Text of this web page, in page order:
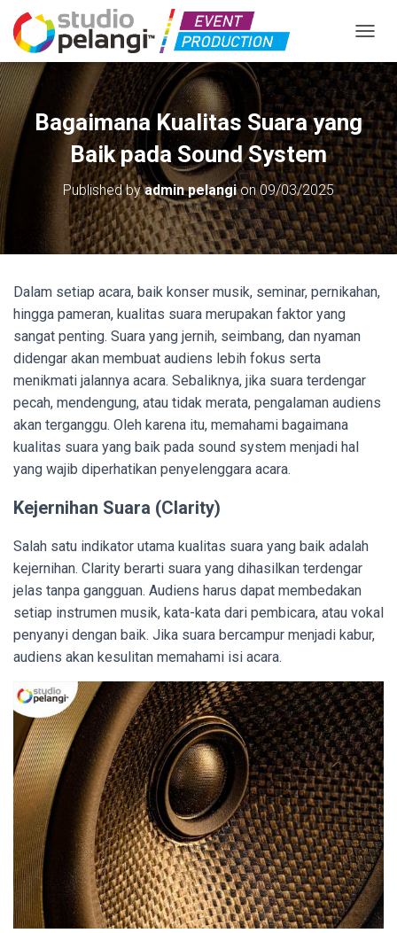
Bagaimana Kualitas Suara yang
Baik pada Sound System
Published byadmin pelangion09/03/2025
Dalam setiap acara, baik konser musik, seminar, pernikahan,
hingga pameran, kualitas suara merupakan faktor yang
sangat penting. Suara yang jernih, seimbang, dan nyaman
didengar akan membuat audiens lebih fokus serta
menikmati jalannya acara. Sebaliknya, jika suara terdengar
pecah, mendengung, atau tidak merata, pengalaman audiens
akan terganggu. Oleh karena itu, memahami bagaimana
kualitas suara yang baik pada sound system menjadi hal
yang wajib diperhatikan penyelenggara acara.
Kejernihan Suara (Clarity)
Salah satu indikator utama kualitas suara yang baik adalah
kejernihan. Clarity berarti suara yang dihasilkan terdengar
jelas tanpa gangguan. Audiens harus dapat membedakan
setiap instrumen musik, kata-kata dari pembicara, atau vokal
penyanyi dengan baik. Jika suara bercampur menjadi kabur,
audiens akan kesulitan memahami isi acara.